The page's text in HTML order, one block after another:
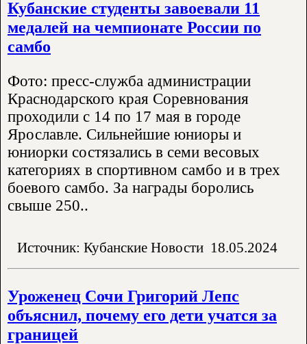
Кубанские студенты завоевали 11
медалей на чемпионате России по
самбо
Фото: пресс-служба администрации
Краснодарского края Соревнования
проходили с 14 по 17 мая в городе
Ярославле. Сильнейшие юниоры и
юниорки состязались в семи весовых
категориях в спортивном самбо и в трех
боевого самбо. За награды боролись
свыше 250..
Источник: Кубанские Новости 18.05.2024
Уроженец Сочи Григорий Лепс
объяснил, почему его дети учатся за
границей